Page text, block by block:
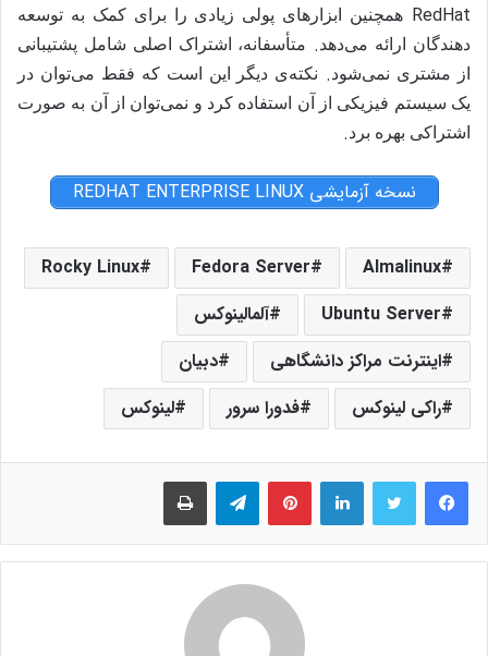
RedHat همچنین ابزارهای پولی زیادی را برای کمک به توسعه
دهندگان ارائه می‌دهد. متأسفانه، اشتراک اصلی شامل پشتیبانی
از مشتری نمی‌شود. نکته‌ی دیگر این است که فقط می‌توان در
یک سیستم فیزیکی از آن استفاده کرد و نمی‌توان از آن به صورت
اشتراکی بهره برد.
نسخه آزمایشی REDHAT ENTERPRISE LINUX
Almalinux
Fedora Server
Rocky Linux
Ubuntu Server
آلمالینوکس
اینترنت مراکز دانشگاهی
دبیان
راکی لینوکس
فدورا سرور لینوکس
فیس بوک توییتر لینکدین ‫پین‌ترستتلگرام چاپ